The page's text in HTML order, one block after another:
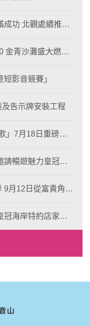
續推照
金青沙灘盛大燃
影音競賽」
告示牌安裝工程
」7月18日重磅登
請暢遊魅力皇冠海
9月12日從富貴角出
冠海岸特約店家、